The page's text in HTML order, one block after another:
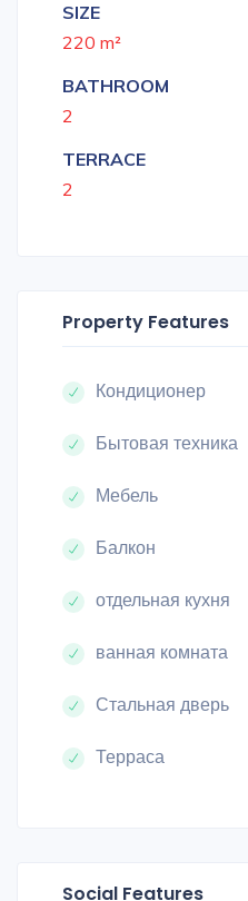
SIZE
220 m²
BATHROOM
2
TERRACE
2
Property Features
Кондиционер
Бытовая техника
Мебель
Балкон
отдельная кухня
ванная комната
Стальная дверь
Терраса
Social Features